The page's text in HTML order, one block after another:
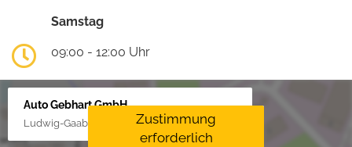
Samstag
09:00 - 12:00 Uhr
Auto Gebhart GmbH
Ludwig-Gaab-Str. 4, 88427 Bad Schussenried
Zustimmung
erforderlich